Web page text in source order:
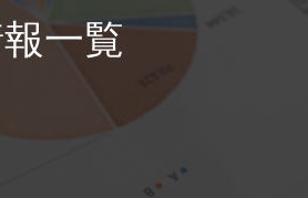
一覧